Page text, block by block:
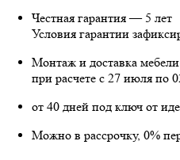
Честная гарантия — 5 лет
Условия гарантии
Монтаж и доставка
при расчете с 27 июля по
от 40 дней под ключ от
Можно в рассрочку, 0%